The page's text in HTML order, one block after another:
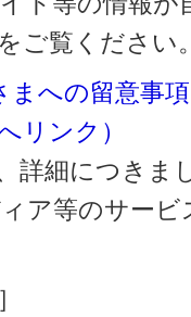
ご覧ください
への留意事
リンク）
詳細につきま
ア等のサー